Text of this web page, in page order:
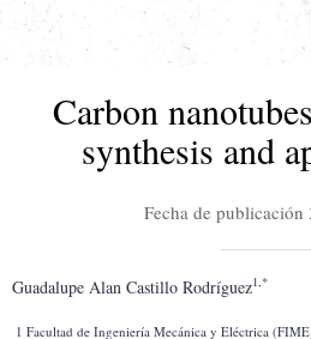
Carbon
synthesis and
Fecha de publicación
Guadalupe Alan Castillo Rodríguez1,*